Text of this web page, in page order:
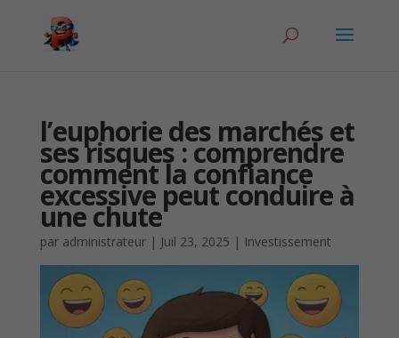
l’euphorie des marchés et
ses risques : comprendre
comment la confiance
excessive peut conduire à
une chute
par administrateur| Juil 23, 2025 | Investissement